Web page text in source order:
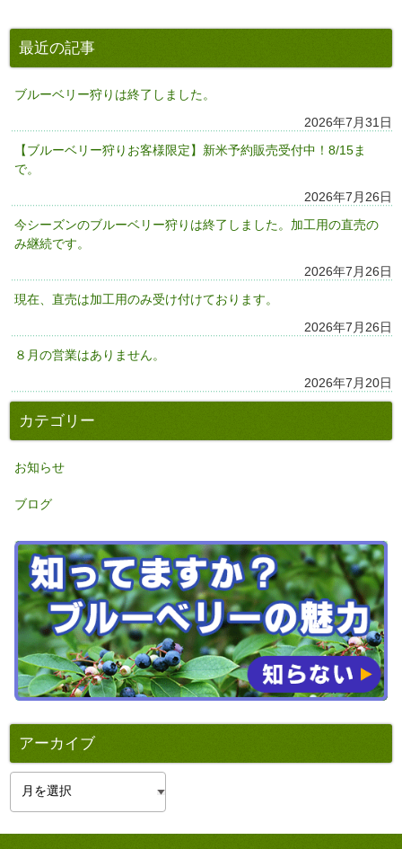
最近の記事
ブルーベリー狩りは終了しました。
2026年7月31日
【ブルーベリー狩りお客様限定】新米予約販売受付中！8/15ま
で。
2026年7月26日
今シーズンのブルーベリー狩りは終了しました。加工用の直売の
み継続です。
2026年7月26日
現在、直売は加工用のみ受け付けております。
2026年7月26日
８月の営業はありません。
2026年7月20日
カテゴリー
お知らせ
ブログ
アーカイブ
イ